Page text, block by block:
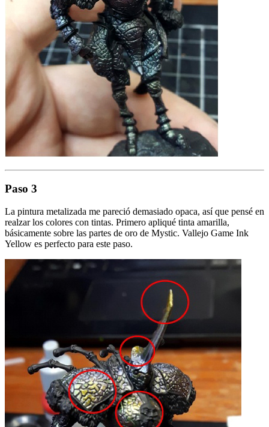
Paso 3
La pintura metalizada me pareció demasiado opaca, así que pensé en
realzar los colores con tintas. Primero apliqué tinta amarilla,
básicamente sobre las partes de oro de Mystic. Vallejo Game Ink
Yellow es perfecto para este paso.